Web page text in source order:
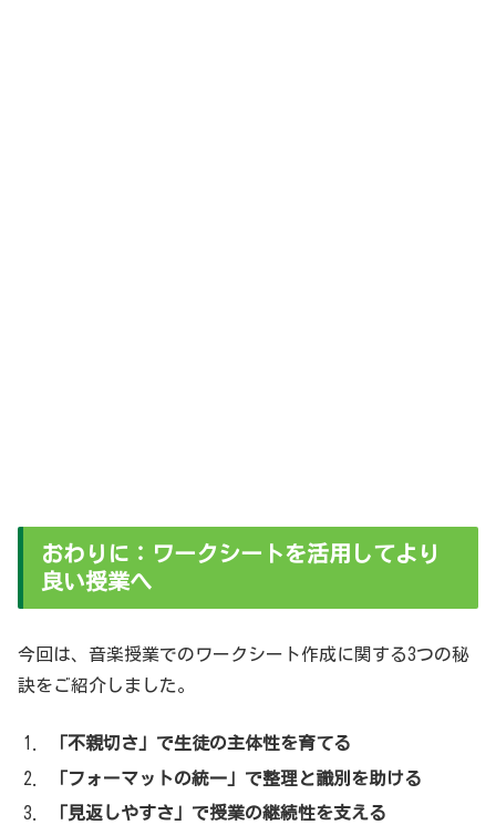
おわりに：ワークシートを活用してより
良い授業へ
今回は、音楽授業でのワークシート作成に関する3つの秘
訣をご紹介しました。
「不親切さ」で生徒の主体性を育てる
「フォーマットの統一」で整理と識別を助ける
「見返しやすさ」で授業の継続性を支える